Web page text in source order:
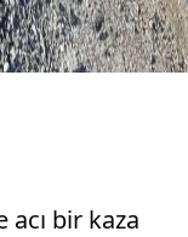
acı bir kaza